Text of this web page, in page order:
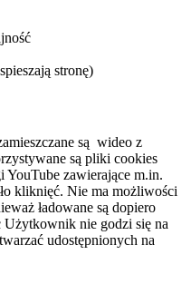
stronę)
są wideo z
są pliki cookies
YouTube zawierające m.in.
kliknięć. Nie ma możliwości
ładowane są dopiero
nie godzi się na
udostępnionych na